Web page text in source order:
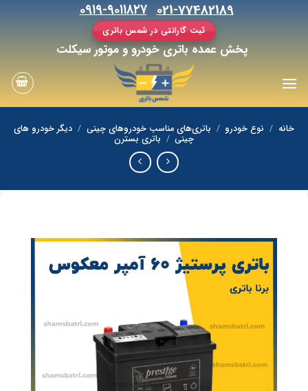
021-77482189 ۰۹۱۹-۹۰۱۱۸۲۷
ثبت گارانتی در شمس باتری
پخش عمده باتری خودرو و موتور سیکلت
خانه / نوع خودرو / باتری‌های مناسب خودروهای چینی / دیگر خودرو های
چینی / باتری بسترن